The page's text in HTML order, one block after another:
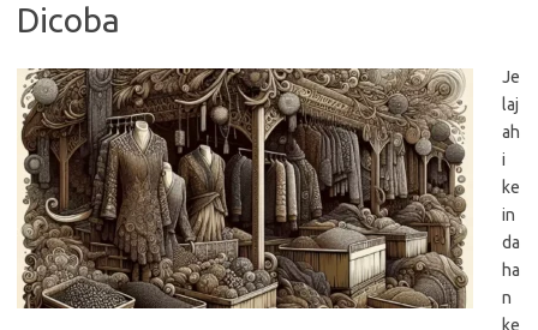
Dicoba
Je
laj
ah
i
ke
in
da
ha
n
ke